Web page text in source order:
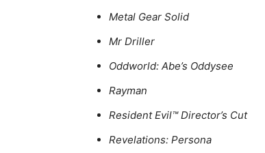
Metal Gear Solid
Mr Driller
Oddworld: Abe’s Oddysee
Rayman
Resident Evil™ Director’s Cut
Revelations: Persona